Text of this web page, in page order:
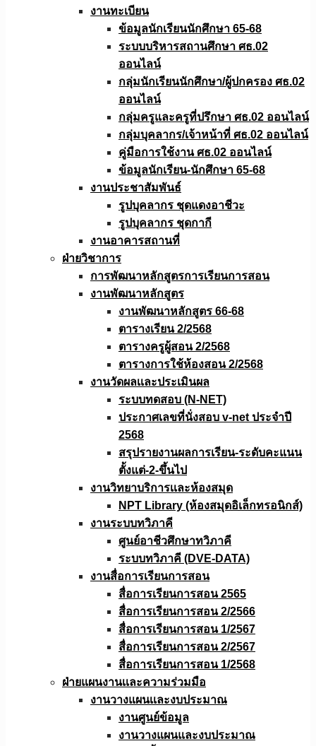
งานทะเบียน
ข้อมูลนักเรียนนักศึกษา 65-68
ระบบบริหารสถานศึกษา ศธ.02
ออนไลน์
กลุ่มนักเรียนนักศึกษา/ผู้ปกครอง ศธ.02
ออนไลน์
กลุ่มครูและครูที่ปรึกษา ศธ.02 ออนไลน์
กลุ่มบุคลากร/เจ้าหน้าที่ ศธ.02 ออนไลน์
คู่มือการใช้งาน ศธ.02 ออนไลน์
ข้อมูลนักเรียน-นักศึกษา 65-68
งานประชาสัมพันธ์
รูปบุคลากร ชุดแดงอาชีวะ
รูปบุคลากร ชุดกากี
งานอาคารสถานที่
ฝ่ายวิชาการ
การพัฒนาหลักสูตรการเรียนการสอน
งานพัฒนาหลักสูตร
งานพัฒนาหลักสูตร 66-68
ตารางเรียน 2/2568
ตารางครูผู้สอน 2/2568
ตารางการใช้ห้องสอน 2/2568
งานวัดผลเเละประเมินผล
ระบบทดสอบ (N-NET)
ประกาศเลขที่นั่งสอบ v-net ประจำปี
2568
สรุปรายงานผลการเรียน-ระดับคะแนน
ตั้งแต่-2-ขึ้นไป
งานวิทยาบริการเเละห้องสมุด
NPT Library (ห้องสมุดอิเล็กทรอนิกส์)
งานระบบทวิภาคี
ศูนย์อาชีวศึกษาทวิภาคี
ระบบทวิภาคี (DVE-DATA)
งานสื่อการเรียนการสอน
สื่อการเรียนการสอน 2565
สื่อการเรียนการสอน 2/2566
สื่อการเรียนการสอน 1/2567
สื่อการเรียนการสอน 2/2567
สื่อการเรียนการสอน 1/2568
ฝ่ายแผนงานเเละความร่วมมือ
งานวางแผนเเละงบประมาณ
งานศูนย์ข้อมูล
งานวางแผนและงบประมาณ